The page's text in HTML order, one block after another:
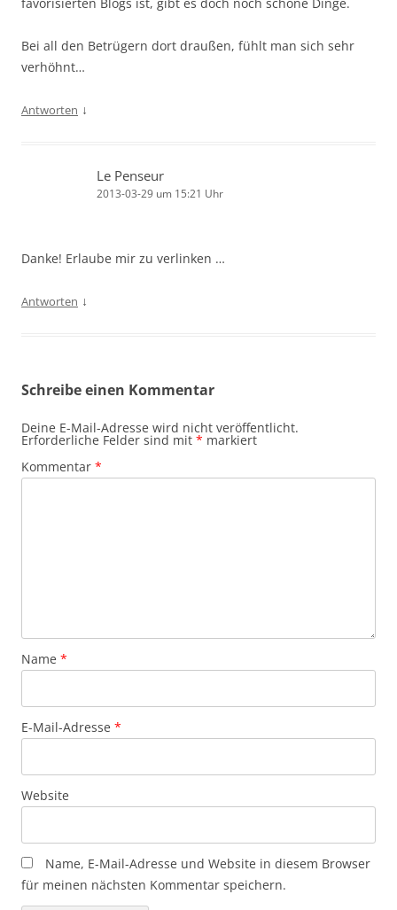
Bei all den Betrügern dort draußen, fühlt man sich sehr
verhöhnt…
Antworten ↓
Le Penseur
2013-03-29 um 15:21 Uhr
Danke! Erlaube mir zu verlinken …
Antworten ↓
Schreibe einen Kommentar
Deine E-Mail-Adresse wird nicht veröffentlicht.
Erforderliche Felder sind mit * markiert
Kommentar *
Name *
E-Mail-Adresse *
Website
Name, E-Mail-Adresse und Website in diesem Browser
für meinen nächsten Kommentar speichern.